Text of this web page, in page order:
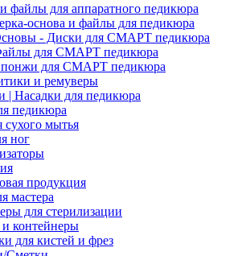
файлы для аппаратного педикюра
основа и файлы для педикюра
- Диски для СМАРТ педикюра
для СМАРТ педикюра
для СМАРТ педикюра
и ремуверы
| Насадки для педикюра
педикюра
сухого мытья
ног
продукция
мастера
для стерилизации
контейнеры
для кистей и фрез